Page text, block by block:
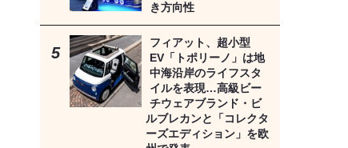
き方向性
フィアット、超小型
EV「トポリーノ」は地
中海沿岸のライフスタ
イルを表現…高級ビー
チウェアブランド・ビ
ルブレカンと「コレクタ
ーズエディション」を欧